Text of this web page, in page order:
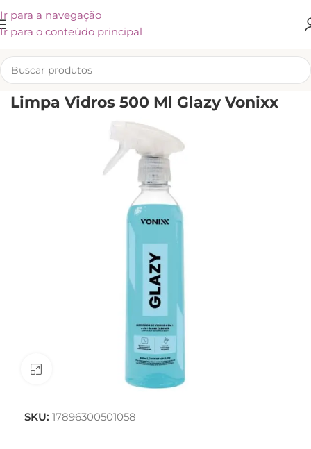
Ir para a navegação
Ir para o conteúdo principal
INÍCIO/LIMPEZA/CUIDADOS PARA A CASA/LIMPADORES
Limpa Vidros 500 Ml Glazy Vonixx
Clique para ampliar
SKU: 17896300501058